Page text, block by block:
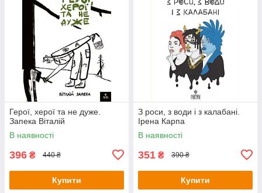
Герої, херої та не дуже.
Запека Віталій
В наявності
396 ₴ 440 ₴
Купити
З роси, з води і з калабані.
Ірена Карпа
В наявності
351 ₴ 390 ₴
Купити